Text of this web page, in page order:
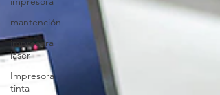
mantención
impresora
láser
Impresora
tinta